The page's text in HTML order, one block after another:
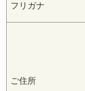
フリガナ
ご住所